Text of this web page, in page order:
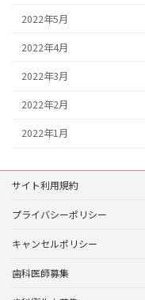
2022年5月
2022年4月
2022年3月
2022年2月
2022年1月
サイト利用規約
プライバシーポリシー
キャンセルポリシー
歯科医師募集